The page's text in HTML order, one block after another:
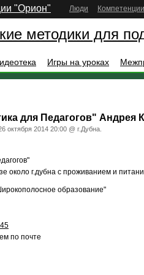
"Орион" Люди Компетенции
методики для
Игры на уроках
для Педагогов" Андрея
октября 2014 20:00 @ г.Дубна.
около г.дубна с проживанием и
образование"
по почте